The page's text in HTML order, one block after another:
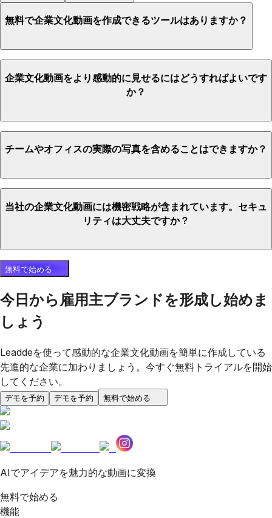
無料で企業文化動画を作成できるツールはありますか？
企業文化動画をより感動的に見せるにはどうすればよいです
か？
チームやオフィスの実際の写真を含めることはできますか？
当社の企業文化動画には機密戦略が含まれています。セキュ
リティは大丈夫ですか？
無料で始める
今日から雇用主ブランドを形成し始めま
しょう
Leaddeを使って感動的な企業文化動画を簡単に作成している
先進的な企業に加わりましょう。今すぐ無料トライアルを開始
してください。
デモを予約 デモを予約 無料で始める
AIでアイデアを魅力的な動画に変換
無料で始める
機能